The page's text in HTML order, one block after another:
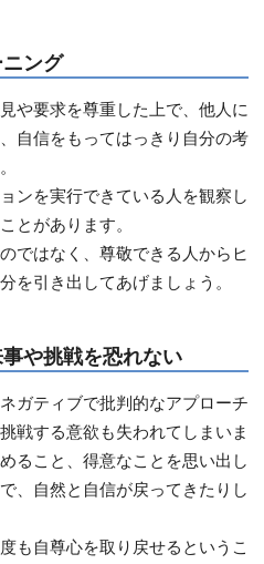
ング
や要求を尊重した上で、他人に
自信をもってはっきり自分の考
ンを実行できている人を観察し
とがあります。
ではなく、尊敬できる人からヒ
を引き出してあげましょう。
や挑戦を恐れない
ガティブで批判的なアプローチ
戦する意欲も失われてしまいま
ること、得意なことを思い出し
、自然と自信が戻ってきたりし
も自尊心を取り戻せるというこ